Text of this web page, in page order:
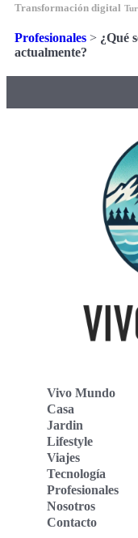
Transformación digital
Profesionales > ¿Qué
actualmente?
Vivo Mundo
Casa
Jardin
Lifestyle
Viajes
Tecnología
Profesionales
Nosotros
Contacto